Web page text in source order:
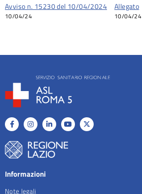
Avviso n. 15230 del 10/04/2024
10/04/24
Allegato
10/04/24
Informazioni
Note legali